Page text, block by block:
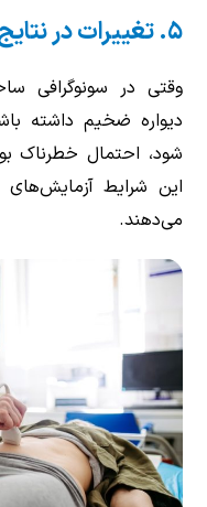
۵. تغییرات در نتایج سونوگرافی
وقتی در سونوگرافی
دیواره ضخیم داشته
شود، احتمال خطرناک
این شرایط آزمایش‌های
می‌دهند.